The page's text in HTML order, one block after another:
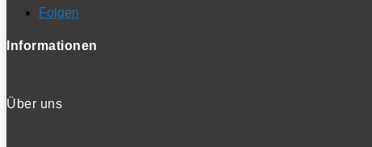
Folgen
Informationen
Über uns